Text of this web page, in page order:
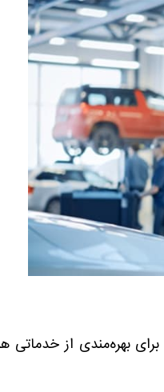
بهره‌مندی از خدماتی